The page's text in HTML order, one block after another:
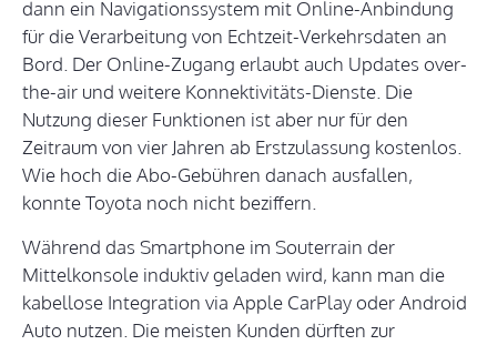
dann ein Navigationssystem mit Online-Anbindung
für die Verarbeitung von Echtzeit-Verkehrsdaten an
Bord. Der Online-Zugang erlaubt auch Updates over-
the-air und weitere Konnektivitäts-Dienste. Die
Nutzung dieser Funktionen ist aber nur für den
Zeitraum von vier Jahren ab Erstzulassung kostenlos.
Wie hoch die Abo-Gebühren danach ausfallen,
konnte Toyota noch nicht beziffern.
Während das Smartphone im Souterrain der
Mittelkonsole induktiv geladen wird, kann man die
kabellose Integration via Apple CarPlay oder Android
Auto nutzen. Die meisten Kunden dürften zur